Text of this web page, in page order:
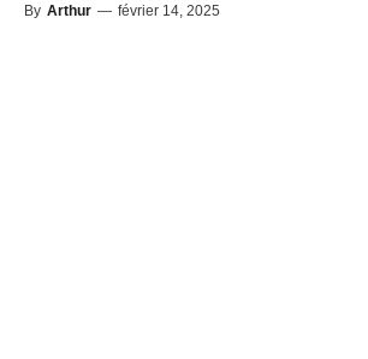
By Arthur — février 14, 2025